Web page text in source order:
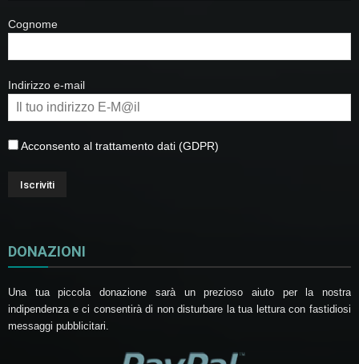
Cognome
Indirizzo e-mail
Acconsento al trattamento dati (GDPR)
DONAZIONI
Una tua piccola donazione sarà un prezioso aiuto per la nostra
indipendenza e ci consentirà di non disturbare la tua lettura con fastidiosi
messaggi pubblicitari.